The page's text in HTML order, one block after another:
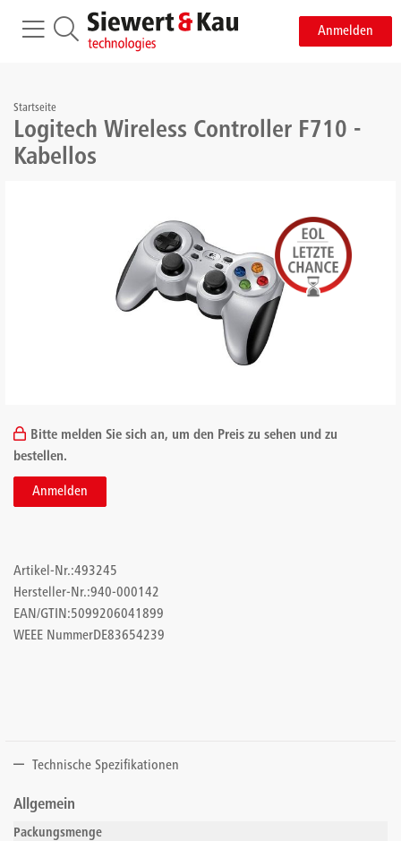
Anmelden
Startseite
Logitech Wireless Controller F710 -
Kabellos
Bitte melden Sie sich an, um den Preis zu sehen und zu
bestellen.
Anmelden
Artikel-Nr.:493245
Hersteller-Nr.:940-000142
EAN/GTIN:5099206041899
WEEE NummerDE83654239
Technische Spezifikationen
Allgemein
Packungsmenge